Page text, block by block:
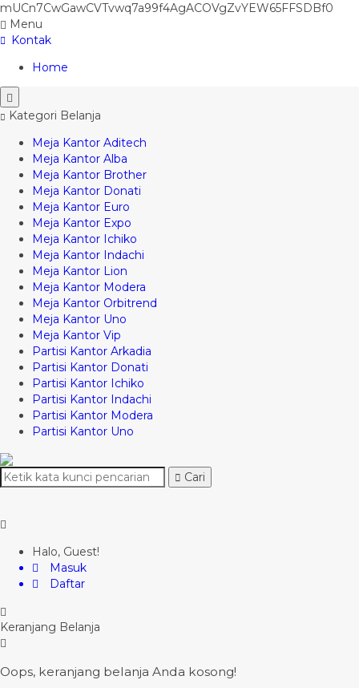
mUCn7CwGawCVTvwq7a99f4AgACOVgZvYEW65FFSDBf0
Menu
Kontak
Home
Kategori Belanja
Meja Kantor Aditech
Meja Kantor Alba
Meja Kantor Brother
Meja Kantor Donati
Meja Kantor Euro
Meja Kantor Expo
Meja Kantor Ichiko
Meja Kantor Indachi
Meja Kantor Lion
Meja Kantor Modera
Meja Kantor Orbitrend
Meja Kantor Uno
Meja Kantor Vip
Partisi Kantor Arkadia
Partisi Kantor Donati
Partisi Kantor Ichiko
Partisi Kantor Indachi
Partisi Kantor Modera
Partisi Kantor Uno
Cari
Halo, Guest!
Masuk
Daftar
Keranjang Belanja
Oops, keranjang belanja Anda kosong!